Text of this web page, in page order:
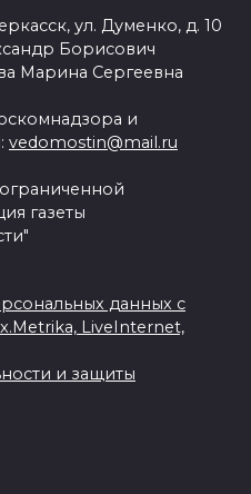
ул. Думенко, д. 10
Борисович
Марина Сергеевна
и
vedomostin@mail.ru
газеты
данных с
LiveInternet,
и защиты